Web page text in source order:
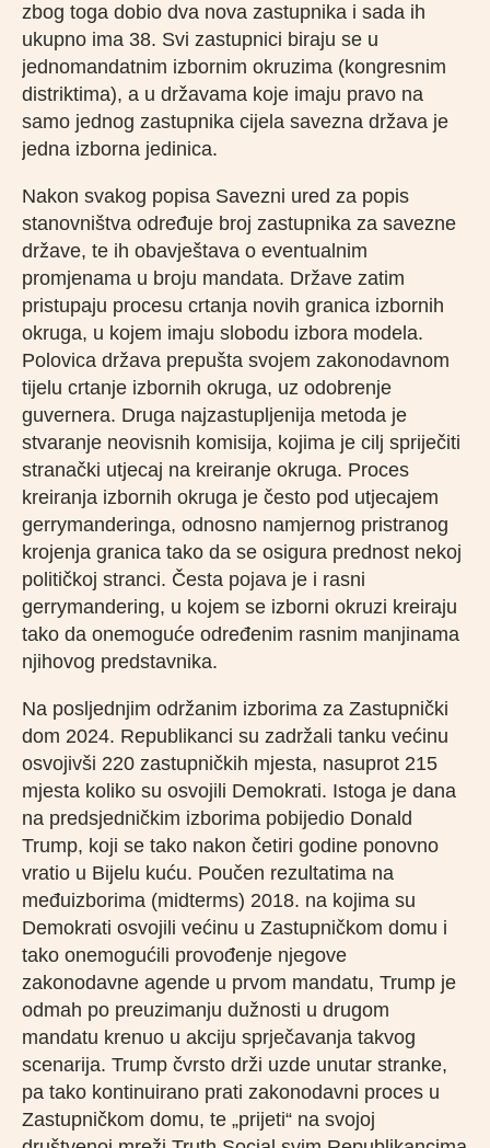
zbog toga dobio dva nova zastupnika i sada ih
ukupno ima 38. Svi zastupnici biraju se u
jednomandatnim izbornim okruzima (kongresnim
distriktima), a u državama koje imaju pravo na
samo jednog zastupnika cijela savezna država je
jedna izborna jedinica.
Nakon svakog popisa Savezni ured za popis
stanovništva određuje broj zastupnika za savezne
države, te ih obavještava o eventualnim
promjenama u broju mandata. Države zatim
pristupaju procesu crtanja novih granica izbornih
okruga, u kojem imaju slobodu izbora modela.
Polovica država prepušta svojem zakonodavnom
tijelu crtanje izbornih okruga, uz odobrenje
guvernera. Druga najzastupljenija metoda je
stvaranje neovisnih komisija, kojima je cilj spriječiti
stranački utjecaj na kreiranje okruga. Proces
kreiranja izbornih okruga je često pod utjecajem
gerrymanderinga, odnosno namjernog pristranog
krojenja granica tako da se osigura prednost nekoj
političkoj stranci. Česta pojava je i rasni
gerrymandering, u kojem se izborni okruzi kreiraju
tako da onemoguće određenim rasnim manjinama
njihovog predstavnika.
Na posljednjim održanim izborima za Zastupnički
dom 2024. Republikanci su zadržali tanku većinu
osvojivši 220 zastupničkih mjesta, nasuprot 215
mjesta koliko su osvojili Demokrati. Istoga je dana
na predsjedničkim izborima pobijedio Donald
Trump, koji se tako nakon četiri godine ponovno
vratio u Bijelu kuću. Poučen rezultatima na
međuizborima (midterms) 2018. na kojima su
Demokrati osvojili većinu u Zastupničkom domu i
tako onemogućili provođenje njegove
zakonodavne agende u prvom mandatu, Trump je
odmah po preuzimanju dužnosti u drugom
mandatu krenuo u akciju sprječavanja takvog
scenarija. Trump čvrsto drži uzde unutar stranke,
pa tako kontinuirano prati zakonodavni proces u
Zastupničkom domu, te „prijeti“ na svojoj